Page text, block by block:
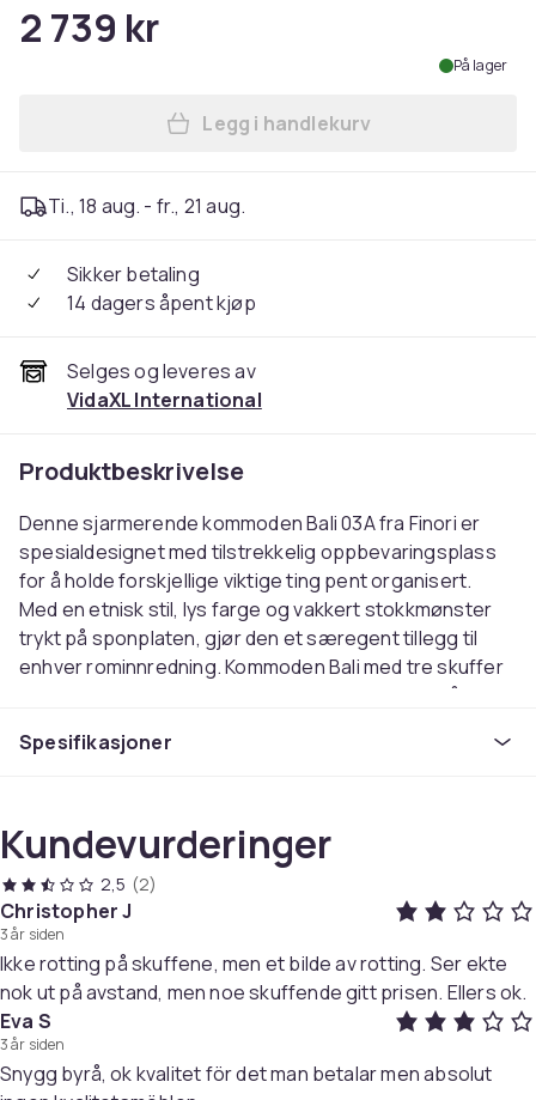
2 739 kr
På lager
Legg Finori kommode Bali
Legg i handlekurv
Ti., 18 aug. - fr., 21 aug.
Sikker betaling
14 dagers åpent kjøp
Selges og leveres av
VidaXL International
Produktbeskrivelse
Denne sjarmerende kommoden Bali 03A fra Finori er
spesialdesignet med tilstrekkelig oppbevaringsplass
for å holde forskjellige viktige ting pent organisert.
Med en etnisk stil, lys farge og vakkert stokkmønster
trykt på sponplaten, gjør den et særegent tillegg til
enhver rominnredning. Kommoden Bali med tre skuffer
gir nok oppbevaringsplass. Kommoden er enkel å
også et flott utseende og stabilitet.
Farger: sonoma eik med stokkmønster
Materialer: sponplater og MDF
Mål: 80 x 40 x 80 cm (B x D x H)
3 skuffer
Solide treben
MDF-skufferammer
Metallskinner med kulelager (på skuffene)
Stokkmønster trykt på sponplaten
Etnisk design
Spesifikasjoner
Kundevurderinger
2,5 (2)
Christopher J
3 år siden
Ikke rotting på skuffene, men et bilde av rotting. Ser ekte
nok ut på avstand, men noe skuffende gitt prisen. Ellers ok.
Eva S
3 år siden
Snygg byrå, ok kvalitet för det man betalar men absolut